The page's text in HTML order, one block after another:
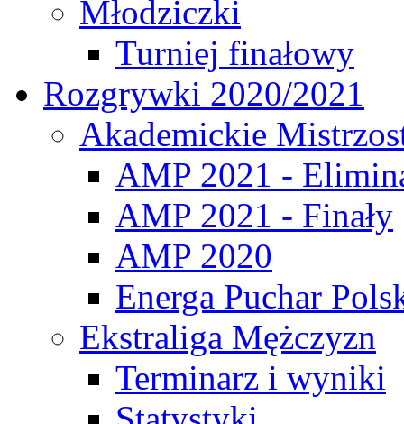
Młodziczki
Turniej finałowy
Rozgrywki 2020/2021
Akademickie
AMP 2021 -
AMP 2021 - Finały
AMP 2020
Energa Puchar
Ekstraliga Mężczyzn
Terminarz i wyniki